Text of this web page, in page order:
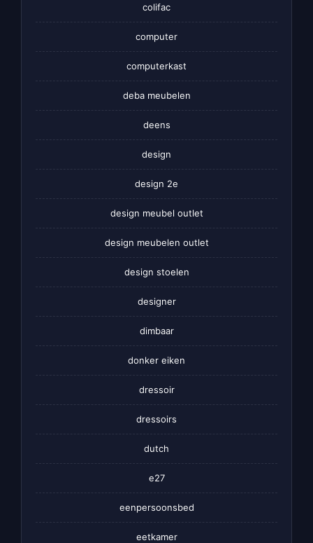
colifac
computer
computerkast
deba meubelen
deens
design
design 2e
design meubel outlet
design meubelen outlet
design stoelen
designer
dimbaar
donker eiken
dressoir
dressoirs
dutch
e27
eenpersoonsbed
eetkamer